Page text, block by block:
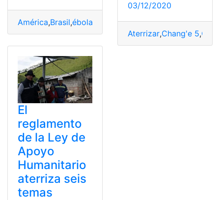
América,Brasil,ébola Hombres,Sao,sospecha,Virus
03/12/2020
Aterrizar,Chang'e 5,
El
reglamento
de la Ley de
Apoyo
Humanitario
aterriza seis
temas